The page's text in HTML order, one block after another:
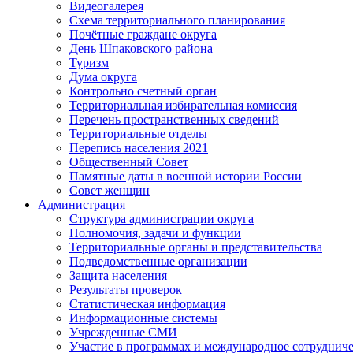
Видеогалерея
Схема территориального планирования
Почётные граждане округа
День Шпаковского района
Туризм
Дума округа
Контрольно счетный орган
Территориальная избирательная комиссия
Перечень пространственных сведений
Территориальные отделы
Перепись населения 2021
Общественный Совет
Памятные даты в военной истории России
Совет женщин
Администрация
Структура администрации округа
Полномочия, задачи и функции
Территориальные органы и представительства
Подведомственные организации
Защита населения
Результаты проверок
Статистическая информация
Информационные системы
Учрежденные СМИ
Участие в программах и международное